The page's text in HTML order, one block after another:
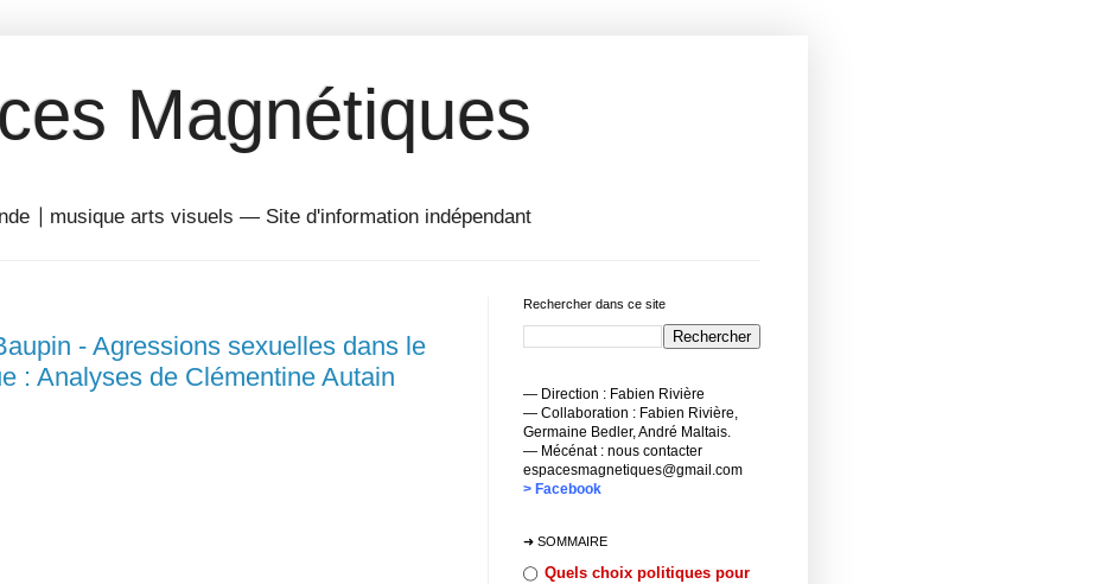
Magnétiques
⎥ musique arts visuels — Site d'information indépendant
- Agressions sexuelles dans le
: Analyses de Clémentine Autain
Rechercher dans ce site
— Direction : Fabien Rivière
— Collaboration : Fabien Rivière,
Germaine Bedler, André Maltais.
— Mécénat : nous contacter
espacesmagnetiques@gmail.com
> Facebook
➜ SOMMAIRE
◯ Quels choix politiques pour